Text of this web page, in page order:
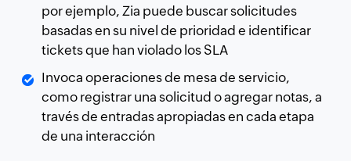
por ejemplo, Zia puede buscar solicitudes
basadas en su nivel de prioridad e identificar
tickets que han violado los SLA
Invoca operaciones de mesa de servicio,
como registrar una solicitud o agregar notas, a
través de entradas apropiadas en cada etapa
de una interacción